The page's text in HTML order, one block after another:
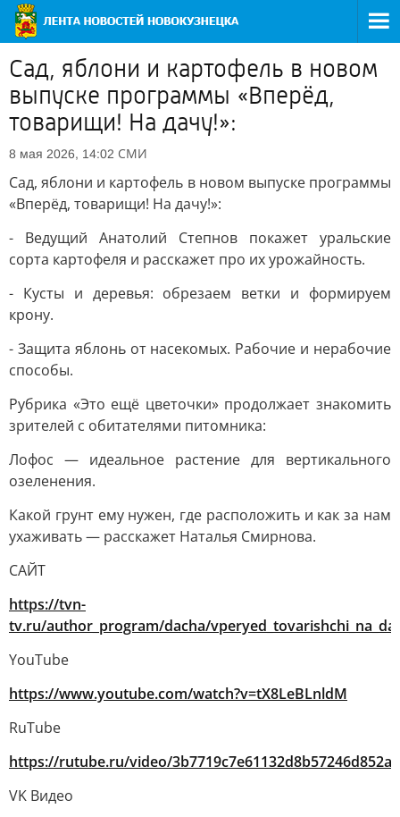
Сад, яблони и картофель в новом
выпуске программы «Вперёд,
товарищи! На дачу!»:
8 мая 2026, 14:02 СМИ
Сад, яблони и картофель в новом выпуске программы
«Вперёд, товарищи! На дачу!»:
- Ведущий Анатолий Степнов покажет уральские
сорта картофеля и расскажет про их урожайность.
- Кусты и деревья: обрезаем ветки и формируем
крону.
- Защита яблонь от насекомых. Рабочие и нерабочие
способы.
Рубрика «Это ещё цветочки» продолжает знакомить
зрителей с обитателями питомника:
Лофос — идеальное растение для вертикального
озеленения.
Какой грунт ему нужен, где расположить и как за нам
ухаживать — расскажет Наталья Смирнова.
САЙТ
https://tvn-
tv.ru/author_program/dacha/
YouTube
https://www.youtube.com/watch?v=tX8LeBLnldM
RuTube
https://rutube.ru/video/
VK Видео